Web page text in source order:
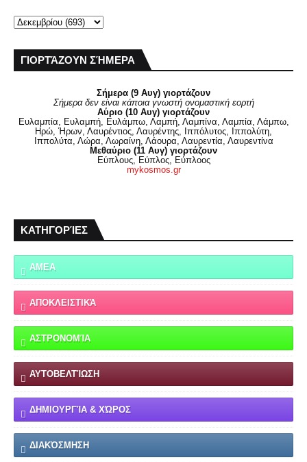
ΓΙΟΡΤΆΖΟΥΝ ΣΉΜΕΡΑ
Σήμερα (9 Αυγ) γιορτάζουν
Σήμερα δεν είναι κάποια γνωστή ονομαστική εορτή
Αύριο (10 Αυγ) γιορτάζουν
Ευλαμπία, Ευλαμπή, Ευλάμπω, Λαμπή, Λαμπίνα, Λαμπία, Λάμπω,
Ηρώ, Ήρων, Λαυρέντιος, Λαυρέντης, Ιππόλυτος, Ιππολύτη,
Ιππολύτα, Λώρα, Λωραίνη, Λάουρα, Λαυρεντία, Λαυρεντίνα
Μεθαύριο (11 Αυγ) γιορτάζουν
Εύπλους, Εύπλος, Εύπλοος
mykosmos.gr
ΚΑΤΗΓΟΡΊΕΣ
ΑΜΕΑ
ΑΠΟΚΛΕΙΣΤΙΚΆ
ΑΣΤΡΟΝΟΜΊΑ
ΑΥΤΟΒΕΛΤΊΩΣΗ
ΔΗΜΙΟΥΡΓΊΑ & ΧΏΡΟΣ
ΔΙΑΚΌΣΜΗΣΗ